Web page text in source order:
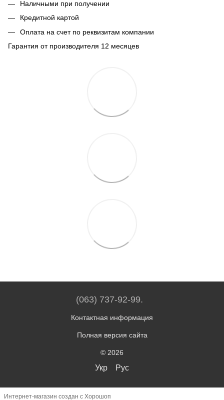
Наличными при получении
Кредитной картой
Оплата на счет по реквизитам компании
Гарантия от производителя 12 месяцев
(063) 737-92-99.
Контактная информация
Полная версия сайта
© 2026
Укр Рус
Интернет-магазин создан с Хорошоп